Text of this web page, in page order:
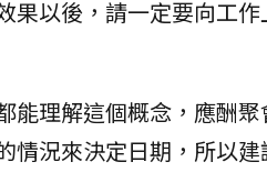
果以後，請一定要向工
能理解這個概念，應酬
情況來決定日期，所以